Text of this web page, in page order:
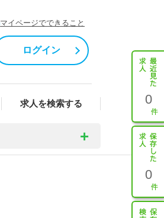
マイページでできること
ログイン
求人を検索する 0
0